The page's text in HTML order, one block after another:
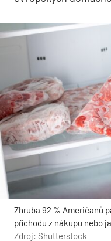
Zhruba 92 % Američanů
příchodu z nákupu nebo
Zdroj: Shutterstock